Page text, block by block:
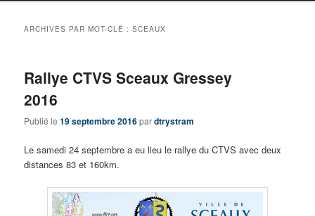
ARCHIVES PAR MOT-CLÉ :SCEAUX
Rallye CTVS Sceaux Gressey
2016
Publié le19 septembre 2016pardtrystram
Le samedi 24 septembre a eu lieu le rallye du CTVS avec deux
distances 83 et 160km.